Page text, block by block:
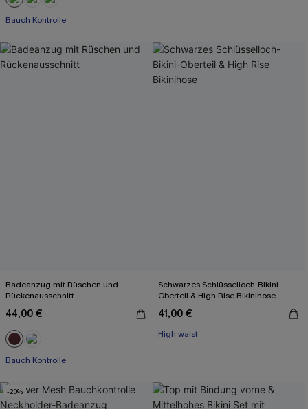
Bauch Kontrolle
Badeanzug mit Rüschen und
Rückenausschnitt
44,00 €
Bauch Kontrolle
Schwarzes Schlüsselloch-Bikini-
Oberteil & High Rise Bikinihose
41,00 €
High waist
-20%